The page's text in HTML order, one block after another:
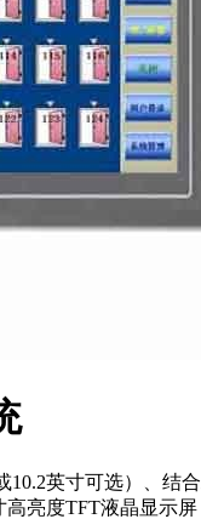
10.2英寸可选）、结
亮度TFT液晶显示